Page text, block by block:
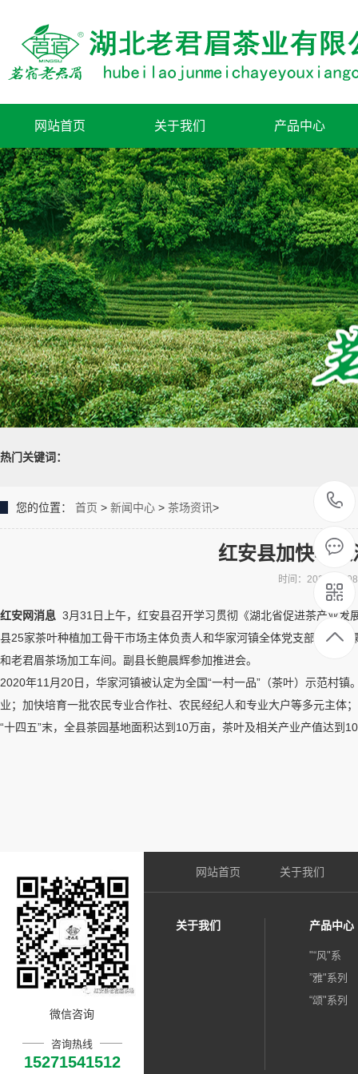
网站首页 关于我们 产品中心
热门关键词：
您的位置： 首页 > 新闻中心 > 茶场资讯>
红安县加快华
时间：2021-04-
红安网消息 3月31日上午，红安县召开学习贯彻《湖北省促进茶产业
县25家茶叶种植加工骨干市场主体负责人和华家河镇全体党支部书记
和老君眉茶场加工车间。副县长鲍晨辉参加推进会。
2020年11月20日，华家河镇被认定为全国“一村一品”（茶叶）示范村
业；加快培育一批农民专业合作社、农民经纪人和专业大户等多元主体
“十四五”末，全县茶园基地面积达到10万亩，茶叶及相关产业产值达
微信咨询
咨询热线
15271541512
网站首页 关于我们
关于我们 产品中心
"“风"系
”雅"系列
“颂"系列